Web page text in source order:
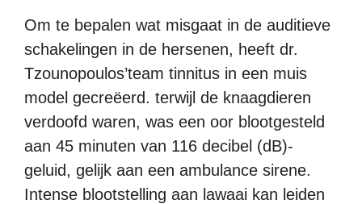
Om te bepalen wat misgaat in de auditieve
schakelingen in de hersenen, heeft dr.
Tzounopoulos’team tinnitus in een muis
model gecreëerd. terwijl de knaagdieren
verdoofd waren, was een oor blootgesteld
aan 45 minuten van 116 decibel (dB)-
geluid, gelijk aan een ambulance sirene.
Intense blootstelling aan lawaai kan leiden